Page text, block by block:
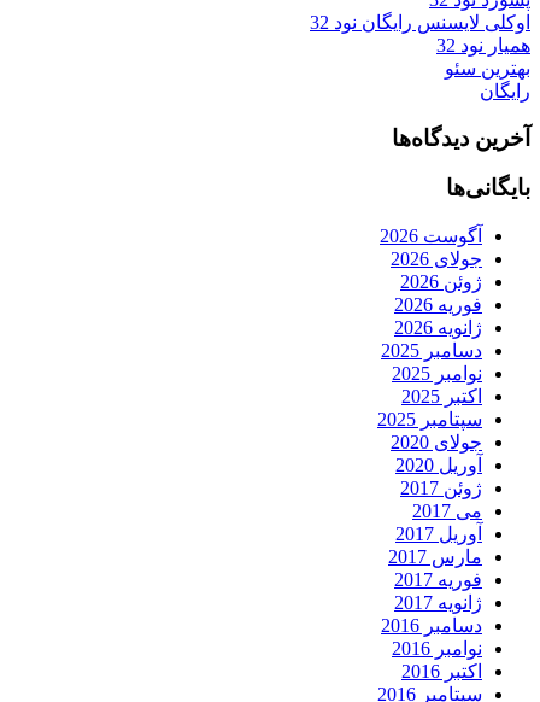
اوکلی لایسنس رایگان نود 32
همیار نود 32
بهترین سئو
رایگان
آخرین دیدگاه‌ها
بایگانی‌ها
آگوست 2026
جولای 2026
ژوئن 2026
فوریه 2026
ژانویه 2026
دسامبر 2025
نوامبر 2025
اکتبر 2025
سپتامبر 2025
جولای 2020
آوریل 2020
ژوئن 2017
می 2017
آوریل 2017
مارس 2017
فوریه 2017
ژانویه 2017
دسامبر 2016
نوامبر 2016
اکتبر 2016
سپتامبر 2016